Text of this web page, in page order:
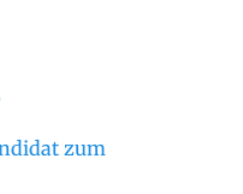
zum